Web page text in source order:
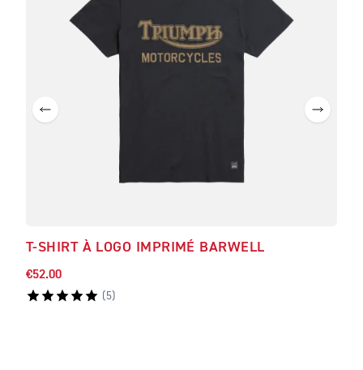
T-SHIRT À LOGO IMPRIMÉ BARWELL
€52.00
( 5)